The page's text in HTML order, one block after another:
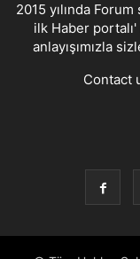
2015 yılında
ilk Haber
anlayışımızla
Contact